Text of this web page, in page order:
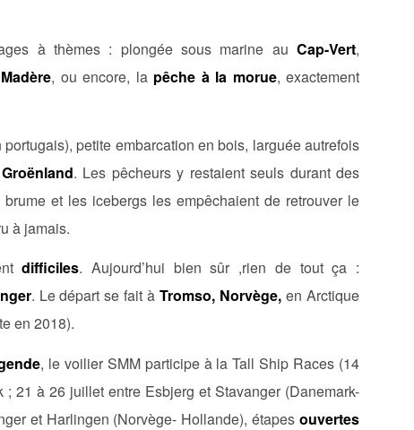
à thèmes : plongée sous marine auCap-Vert,
Madère, ou encore, lapêche à la morue, exactement
petite embarcation en bois, larguée autrefois
. Les pêcheurs y restaient seuls durant des
et les icebergs les empêchaient de retrouver le
à jamais.
difficiles. Aujourd’hui bien sûr ,rien de tout ça :
. Le départ se fait àTromso, Norvège, en Arctique
en 2018).
, le voilier SMM participe à la Tall Ship Races (14
21 à 26 juillet entre Esbjerg et Stavanger (Danemark-
et Harlingen (Norvège- Hollande), étapes ouvertes